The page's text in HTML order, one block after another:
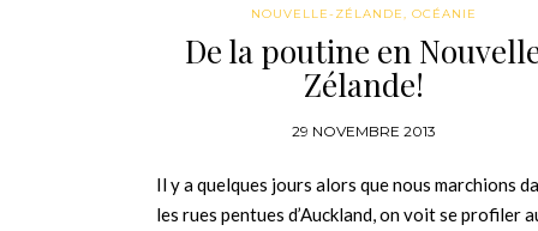
NOUVELLE-ZÉLANDE
OCÉANIE
De la poutine en
Zélande!
29 NOVEMBRE 2013
Il y a quelques jours alors que nous marchions
les rues pentues d’Auckland, on voit se profiler